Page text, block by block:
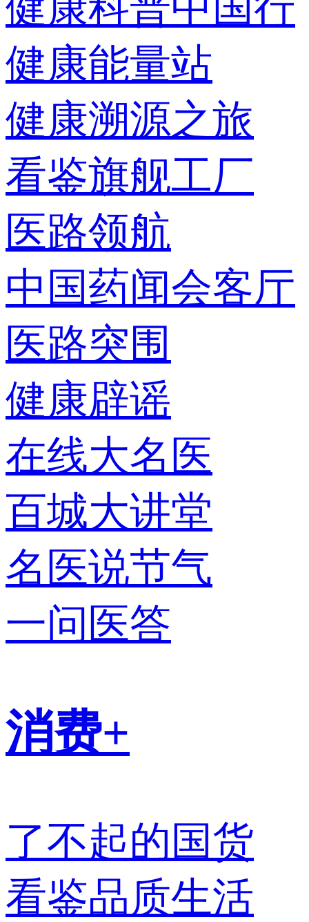
健康能量站
健康溯源之旅
看鉴旗舰工厂
医路领航
中国药闻会客厅
医路突围
健康辟谣
在线大名医
百城大讲堂
名医说节气
一问医答
消费+
了不起的国货
看鉴品质生活